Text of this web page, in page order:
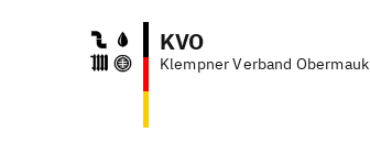
KVO
Klempner Verband Obermauk